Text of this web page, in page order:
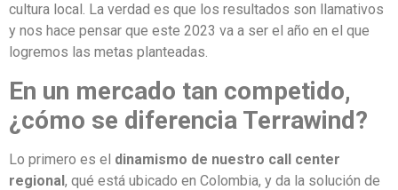
cultura local. La verdad es que los resultados son llamativos
y nos hace pensar que este 2023 va a ser el año en el que
logremos las metas planteadas.
En un mercado tan competido,
¿cómo se diferencia Terrawind?
Lo primero es el dinamismo de nuestro call center
regional, qué está ubicado en Colombia, y da la solución de